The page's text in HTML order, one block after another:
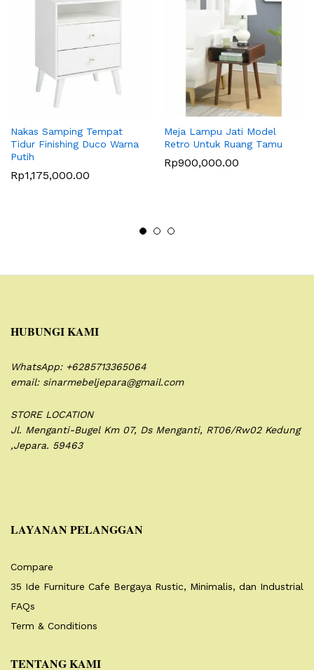
Nakas Samping Tempat
Tidur Finishing Duco Warna
Putih
Rp1,175,000.00
Meja Lampu Jati Model
Retro Untuk Ruang Tamu
Rp900,000.00
HUBUNGI KAMI
WhatsApp: +6285713365064
email: sinarmebeljepara@gmail.com
STORE LOCATION
Jl. Menganti-Bugel Km 07, Ds Menganti, RT06/Rw02 Kedung
,Jepara. 59463
LAYANAN PELANGGAN
Compare
35 Ide Furniture Cafe Bergaya Rustic, Minimalis, dan Industrial
FAQs
Term & Conditions
TENTANG KAMI